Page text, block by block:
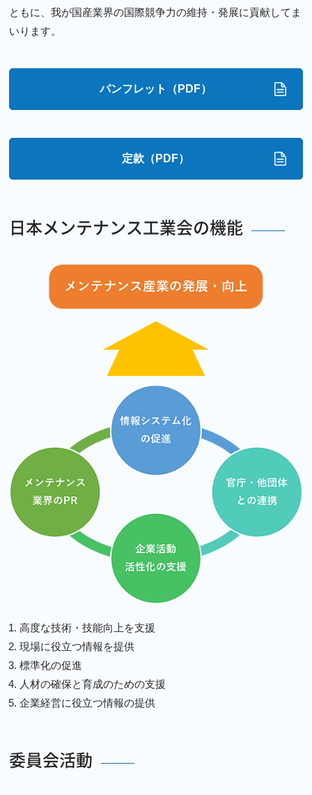
ともに、我が国産業界の国際競争力の維持・発展に貢献してま
いります。
パンフレット（PDF）
定款（PDF）
日本メンテナンス工業会の機能
高度な技術・技能向上を支援
現場に役立つ情報を提供
標準化の促進
人材の確保と育成のための支援
企業経営に役立つ情報の提供
委員会活動